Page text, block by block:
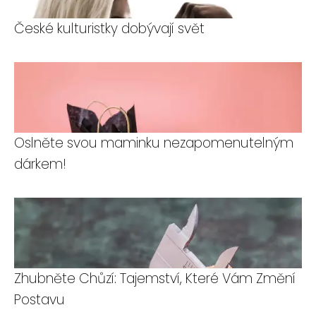
České kulturistky dobývají svět
Oslněte svou maminku nezapomenutelným
dárkem!
Zhubněte Chůzí: Tajemství, Které Vám Změní
Postavu